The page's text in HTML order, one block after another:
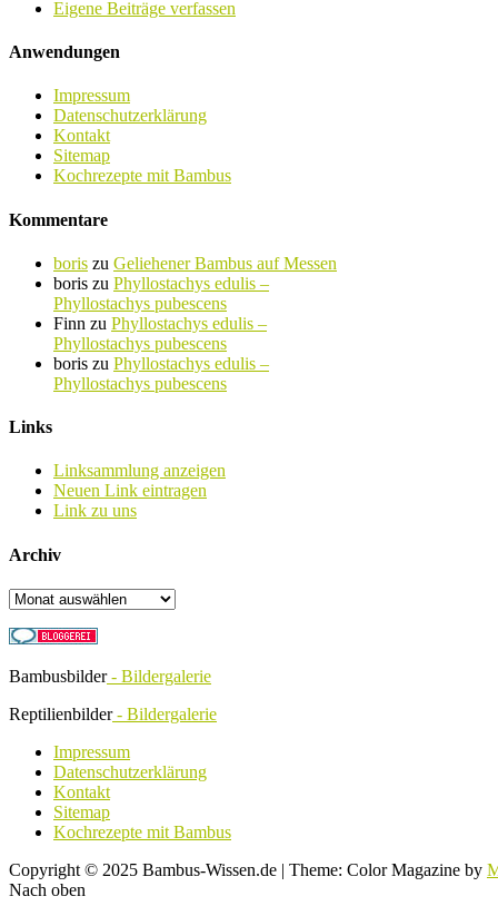
Eigene Beiträge verfassen
Anwendungen
Impressum
Datenschutzerklärung
Kontakt
Sitemap
Kochrezepte mit Bambus
Kommentare
boris zu Geliehener Bambus auf Messen
boris zu Phyllostachys edulis –
Phyllostachys pubescens
Finn zu Phyllostachys edulis –
Phyllostachys pubescens
boris zu Phyllostachys edulis –
Phyllostachys pubescens
Links
Linksammlung anzeigen
Neuen Link eintragen
Link zu uns
Archiv
Archiv
Bambusbilder- Bildergalerie
Reptilienbilder- Bildergalerie
Impressum
Datenschutzerklärung
Kontakt
Sitemap
Kochrezepte mit Bambus
Copyright © 2025 Bambus-Wissen.de | Theme: Color Magazine by
Nach oben